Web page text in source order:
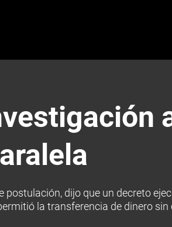
dijo que un decreto
la transferencia de dinero